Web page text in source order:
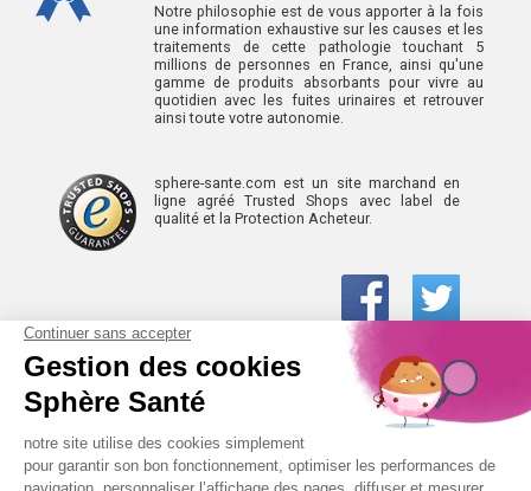
Notre philosophie est de vous apporter à la fois
une information exhaustive sur les causes et les
traitements de cette pathologie touchant 5
millions de personnes en France, ainsi qu'une
gamme de produits absorbants pour vivre au
quotidien avec les fuites urinaires et retrouver
ainsi toute votre autonomie.
sphere-sante.com est un site marchand en
ligne agréé Trusted Shops avec label de
qualité et la Protection Acheteur.
01 61 30 15 94
(prix d’un appel local)
CONTACTEZ-NOUS